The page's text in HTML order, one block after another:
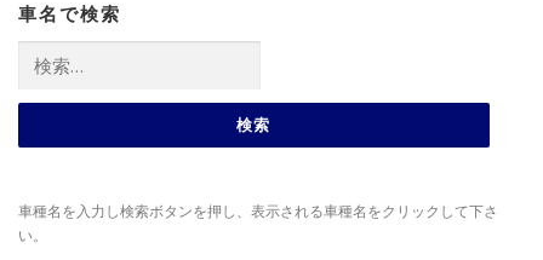
車名で検索
索:
車種名を入力し検索ボタンを押し、表示される車種名をクリックして下さ
い。